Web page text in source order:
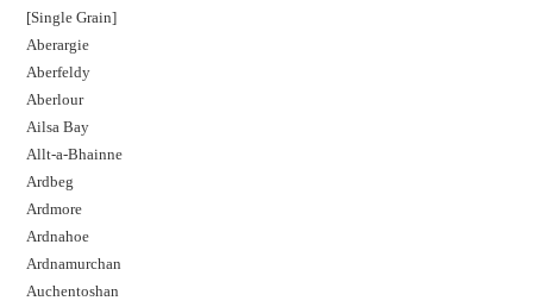
[Single Grain]
Aberargie
Aberfeldy
Aberlour
Ailsa Bay
Allt-a-Bhainne
Ardbeg
Ardmore
Ardnahoe
Ardnamurchan
Auchentoshan